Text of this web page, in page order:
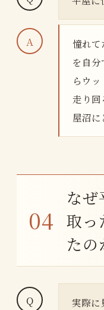
憧れて
を自
らウ
走り回
屋沼に
なぜ
取っ
たの
実際に